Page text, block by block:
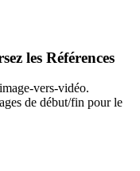
les Références
vers-vidéo.
de début/fin pour le